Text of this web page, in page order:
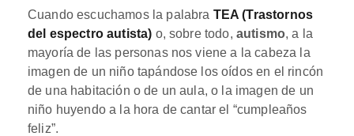
Cuando escuchamos la palabra TEA (Trastornos
del espectro autista) o, sobre todo, autismo, a la
mayoría de las personas nos viene a la cabeza la
imagen de un niño tapándose los oídos en el rincón
de una habitación o de un aula, o la imagen de un
niño huyendo a la hora de cantar el “cumpleaños
feliz”.